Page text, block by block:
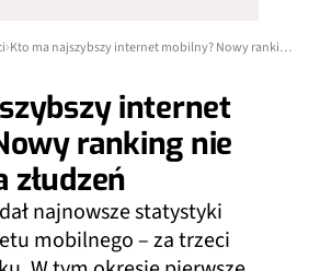
Kto ma najszybszy internet mobilny? Nowy ranking nie pozostawia złudzeń
internet
ranking nie
złudzeń
najnowsze statystyki
mobilnego – za trzeci